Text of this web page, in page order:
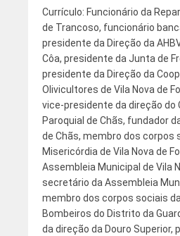
Currículo: Funcionário da
de Trancoso, funcionário
presidente da Direção da
Côa, presidente da Junta de
presidente da Direção da
Olivicultores de Vila Nova de
vice-presidente da direção do
Paroquial de Chãs, fundador
de Chãs, membro dos corpos
Misericórdia de Vila Nova de
Assembleia Municipal de Vila
secretário da Assembleia
membro dos corpos sociais
Bombeiros do Distrito da
da direção da Douro Superior,